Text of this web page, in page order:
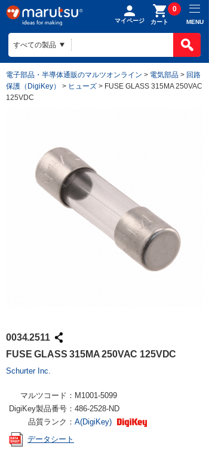
マイページ カート
0
MENU
電子部品・半導体通販のマルツオンライン > 電気部品 > 回路
保護（DigiKey）
> ヒューズ > FUSE GLASS 315MA 250VAC
125VDC
0034.2511
FUSE GLASS 315MA 250VAC 125VDC
Schurter Inc.
マルツコード： M1001-5099
DigiKey製品番号： 486-2528-ND
品質ランク： A(DigiKey)
データシート